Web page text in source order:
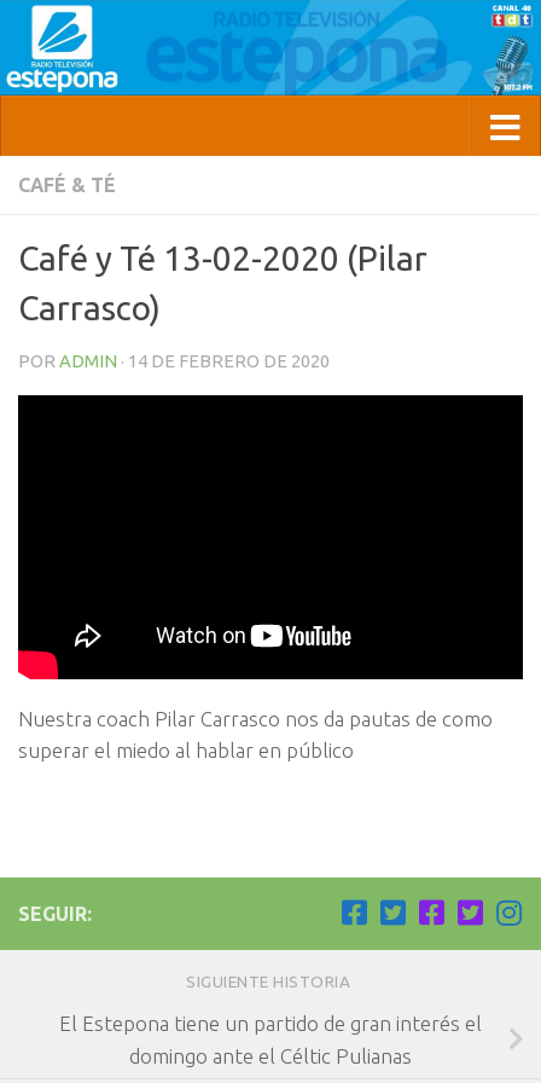
CAFÉ & TÉ
Café y Té 13-02-2020 (Pilar
Carrasco)
POR ADMIN · 14 DE FEBRERO DE 2020
Nuestra coach Pilar Carrasco nos da pautas de como
superar el miedo al hablar en público
SEGUIR:
SIGUIENTE HISTORIA
El Estepona tiene un partido de gran interés el
domingo ante el Céltic Pulianas